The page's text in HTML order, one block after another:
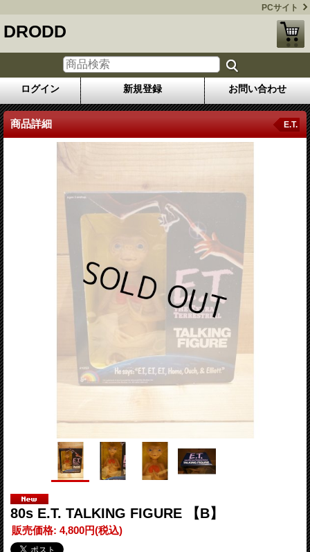
PCサイト
DRODD
ログイン 新規登録 お問い合わせ
商品詳細 E.T.
80s E.T. TALKING FIGURE 【B】
販売価格: 4,800円(税込)